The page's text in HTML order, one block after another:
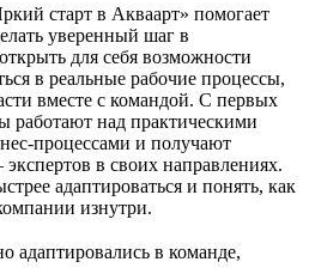
старт в Акваарт» помогает
уверенный шаг в
для себя возможности
в реальные рабочие процессы,
вместе с командой. С первых
работают над практическими
процессами и получают
в своих направлениях.
адаптироваться и понять, как
изнутри.
адаптировались в команде,